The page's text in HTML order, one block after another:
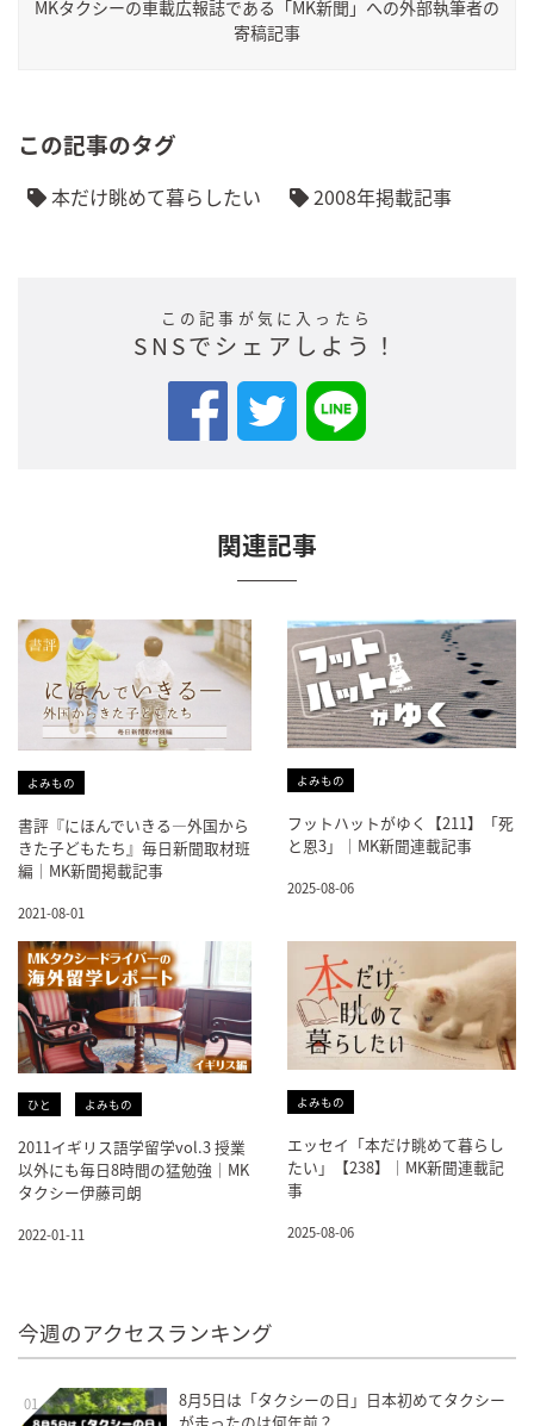
MKタクシーの車載広報誌である「MK新聞」への外部執筆者の
寄稿記事
この記事のタグ
本だけ眺めて暮らしたい 2008年掲載記事
この記事が気に入ったら
SNSでシェアしよう！
関連記事
よみもの
書評『にほんでいきる―外国から
きた子どもたち』毎日新聞取材班
編｜MK新聞掲載記事
2021-08-01
よみもの
フットハットがゆく【211】「死
と恩3」｜MK新聞連載記事
2025-08-06
ひと よみもの
2011イギリス語学留学vol.3 授業
以外にも毎日8時間の猛勉強｜MK
タクシー伊藤司朗
2022-01-11
よみもの
エッセイ「本だけ眺めて暮らし
たい」【238】｜MK新聞連載記
事
2025-08-06
今週のアクセスランキング
01
8月5日は「タクシーの日」日本初めてタクシー